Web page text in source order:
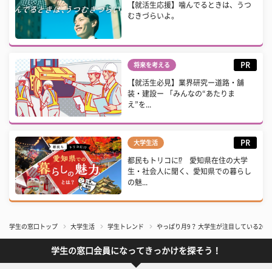
【就活生応援】噛んでるときは、うつ
むきづらいよ。
将来を考える PR
【就活生必見】業界研究ー道路・舗
装・建設ー 「みんなの“あたりま
え”を...
大学生活 PR
都民もトリコに⁉ 愛知県在住の大学
生・社会人に聞く、愛知県での暮らし
の魅...
学生の窓口トップ 大学生活 学生トレンド やっぱり月9？ 大学生が注目している
学生の窓口会員になってきっかけを探そう！